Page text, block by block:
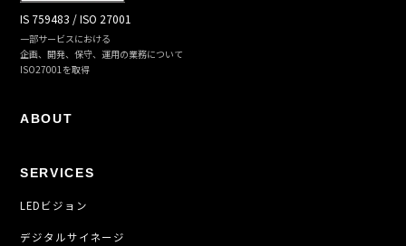
IS 759483 / ISO 27001
一部サービスにおける
企画、開発、保守、運用の業務について
ISO27001を取得
ABOUT
SERVICES
LEDビジョン
デジタルサイネージ